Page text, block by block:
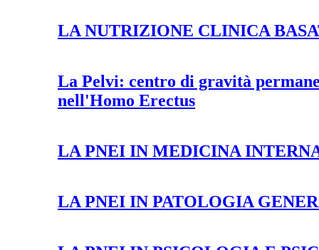
LA NUTRIZIONE CLINICA
La Pelvi: centro di gravità
nell'Homo Erectus
LA PNEI IN MEDICINA
LA PNEI IN PATOLOGIA